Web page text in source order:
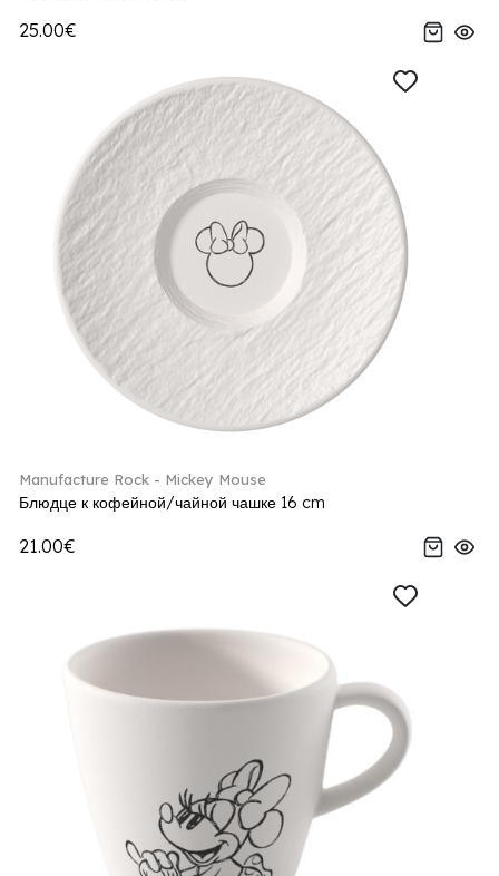
25.00€
Manufacture Rock - Mickey Mouse
Блюдце к кофейной/чайной чашке 16 cm
21.00€